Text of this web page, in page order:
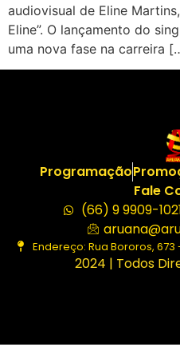
audiovisual de Eline
Eline”. O lançamento do
uma nova fase na carreira
Programação
Fale
(66) 9 9909-
Endereço: Rua Bororos,
2024 | Todos